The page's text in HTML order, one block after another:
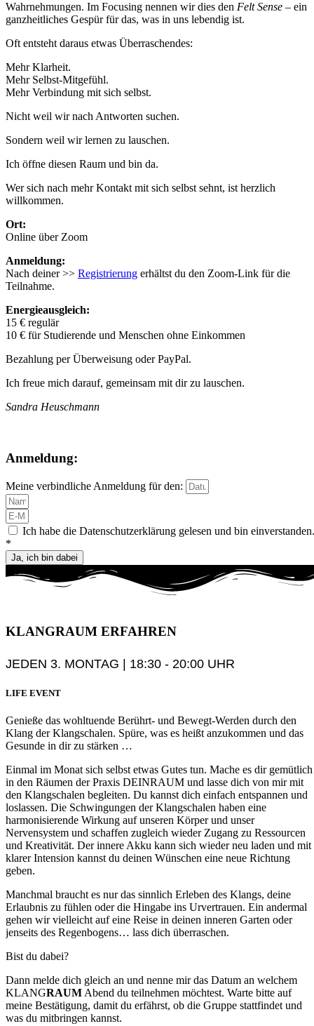
Wahrnehmungen. Im Focusing nennen wir dies den Felt Sense – ein
ganzheitliches Gespür für das, was in uns lebendig ist.
Oft entsteht daraus etwas Überraschendes:
Mehr Klarheit.
Mehr Selbst-Mitgefühl.
Mehr Verbindung mit sich selbst.
Nicht weil wir nach Antworten suchen.
Sondern weil wir lernen zu lauschen.
Ich öffne diesen Raum und bin da.
Wer sich nach mehr Kontakt mit sich selbst sehnt, ist herzlich
willkommen.
Ort:
Online über Zoom
Anmeldung:
Nach deiner >> Registrierung erhältst du den Zoom-Link für die
Teilnahme.
Energieausgleich:
15 € regulär
10 € für Studierende und Menschen ohne Einkommen
Bezahlung per Überweisung oder PayPal.
Ich freue mich darauf, gemeinsam mit dir zu lauschen.
Sandra Heuschmann
Anmeldung:
Meine verbindliche Anmeldung für den:
Ich habe die Datenschutzerklärung gelesen und bin einverstanden.
*
Ja, ich bin dabei
KLANGRAUM ERFAHREN
JEDEN 3. MONTAG | 18:30 - 20:00 UHR
LIFE EVENT
Genieße das wohltuende Berührt- und Bewegt-Werden durch den
Klang der Klangschalen. Spüre, was es heißt anzukommen und das
Gesunde in dir zu stärken …
Einmal im Monat sich selbst etwas Gutes tun. Mache es dir gemütlich
in den Räumen der Praxis DEINRAUM und lasse dich von mir mit
den Klangschalen begleiten. Du kannst dich einfach entspannen und
loslassen. Die Schwingungen der Klangschalen haben eine
harmonisierende Wirkung auf unseren Körper und unser
Nervensystem und schaffen zugleich wieder Zugang zu Ressourcen
und Kreativität. Der innere Akku kann sich wieder neu laden und mit
klarer Intension kannst du deinen Wünschen eine neue Richtung
geben.
Manchmal braucht es nur das sinnlich Erleben des Klangs, deine
Erlaubnis zu fühlen oder die Hingabe ins Urvertrauen. Ein andermal
gehen wir vielleicht auf eine Reise in deinen inneren Garten oder
jenseits des Regenbogens… lass dich überraschen.
Bist du dabei?
Dann melde dich gleich an und nenne mir das Datum an welchem
KLANGRAUMAbend du teilnehmen möchtest. Warte bitte auf
meine Bestätigung, damit du erfährst, ob die Gruppe stattfindet und
was du mitbringen kannst.